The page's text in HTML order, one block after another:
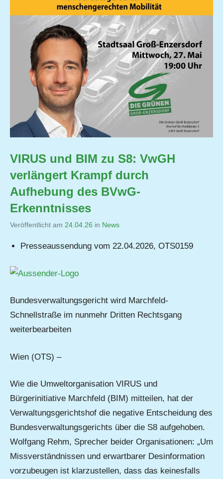
VIRUS und BIM zu S8: VwGH
verlängert Krampf durch
Aufhebung des BVwG-
Erkenntnisses
Veröffentlicht am 24.04.26 von
Matysek
in News
Presseaussendung vom 22.04.2026, OTS0159
Bundesverwaltungsgericht wird Marchfeld-
Schnellstraße im nunmehr Dritten Rechtsgang
weiterbearbeiten
Wien (OTS) –
Wie die Umweltorganisation VIRUS und
Bürgerinitiative Marchfeld (BIM) mitteilen, hat der
Verwaltungsgerichtshof die negative Entscheidung des
Bundesverwaltungsgerichts über die S8 aufgehoben.
Wolfgang Rehm, Sprecher beider Organisationen: „Um
Missverständnissen und erwartbarer Desinformation
vorzubeugen ist klarzustellen, dass das keinesfalls